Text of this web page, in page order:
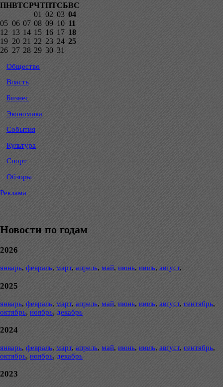
ПНВТСРЧТПТСБВС
01 02 03 04
05 06 07 08 09 10 11
12 13 14 15 16 17 18
19 20 21 22 23 24 25
26 27 28 29 30 31
Общество
Власть
Бизнес
Экономика
События
Культура
Спорт
Обзоры
Реклама
Новости по годам
2026
январь, февраль, март, апрель, май, июнь, июль, август,
2025
январь, февраль, март, апрель, май, июнь, июль, август, сентябрь,
октябрь, ноябрь, декабрь
2024
январь, февраль, март, апрель, май, июнь, июль, август, сентябрь,
октябрь, ноябрь, декабрь
2023